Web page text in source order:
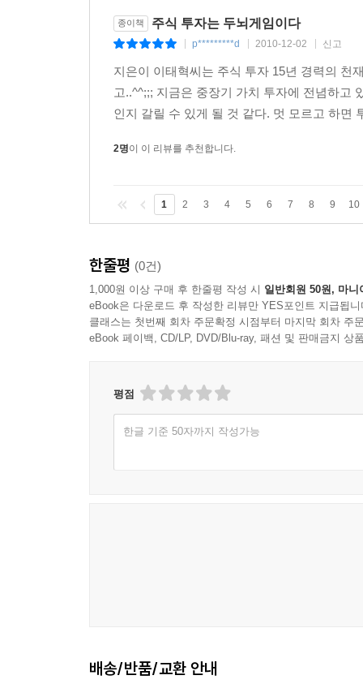
종이책 주식 투자는 두뇌게임이다
p*********d 2010-12-02 신고
지은이 이태혁씨는 주식 투자 15년 경력의 천
고..^^;;; 지금은 중장기 가치 투자에 전념하고
인지 갈릴 수 있게 될 것 같다. 멋 모르고 하면
2명이 이 리뷰를 추천합니다.
1 2 3 4 5 6 7 8 9 10
한줄평 (0건)
1,000원 이상 구매 후 한줄평 작성 시 일반회원 50원, 마니
eBook은 다운로드 후 작성한 리뷰만 YES포인트 지급됩니
클래스는 첫번째 회차 주문확정 시점부터 마지막 회차 주
eBook 페이백, CD/LP, DVD/Blu-ray, 패션 및 판매금지 상
평점
한글 기준 50자까지 작성가능
배송/반품/교환 안내